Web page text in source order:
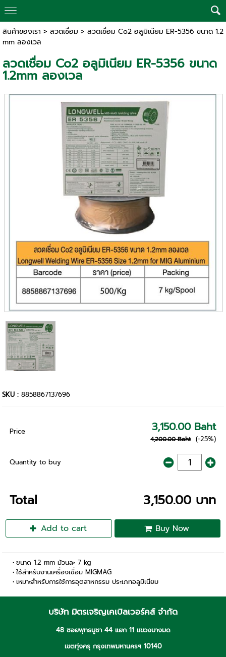
สินค้าของเรา > ลวดเชื่อม > ลวดเชื่อม Co2 อลูมิเนียม ER-5356 ขนาด 1.2
mm ลองเวล
ลวดเชื่อม Co2 อลูมิเนียม ER-5356 ขนาด
1.2mm ลองเวล
SKU :8858867137696
Price 3,150.00 Baht
4,200.00 Baht (-25%)
Quantity to buy
Total 3,150.00 บาท
Add to cart Buy Now
ขนาด 1.2 mm ม้วนละ 7 kg
ใช้สำหรับงานเครื่องเชื่อม MIGMAG
เหมาะสำหรับการใช้การอุตสาหกรรม ประเภทอลูมิเนียม
บริษัท มิตรเจริญเคเบิลเวอร์คส์ จำกัด
48 ซอยพุทธบูชา 44 แยก 11 แขวงบางมด
เขตทุ่งครุ กรุงเทพมหานครฯ 10140